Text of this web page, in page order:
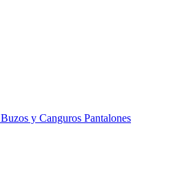
Buzos y Canguros Pantalones